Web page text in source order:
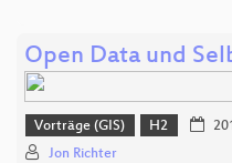
Open Data und
Vorträge (GIS) H2
Jon Richter